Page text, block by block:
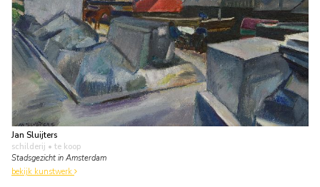
Jan Sluijters
schilderij • te koop
Stadsgezicht in Amsterdam
bekijk kunstwerk